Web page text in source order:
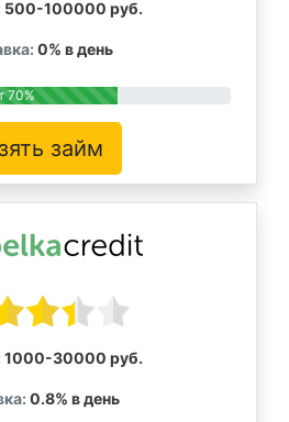
500-100000 руб.
0% в день
70%
займ
1000-30000 руб.
0.8% в день